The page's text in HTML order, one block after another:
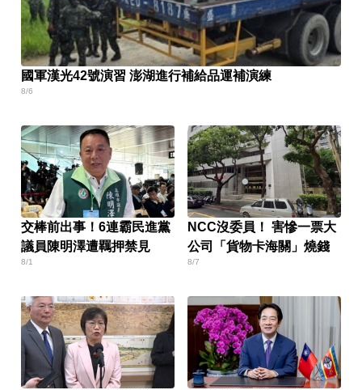
國軍漢光42號演習 澎湖進行補給品運補演練
8/6
交棒前出事！6連霸民進黨
議員陳明澤遭羈押禁見
8/1
NCC沒委員！ 害慘一票大
公司「貨物卡海關」燒錢
8/7